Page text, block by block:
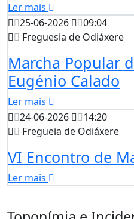
Ler mais
25-06-2026
09:04
Freguesia de Odiáxere
Marcha Popular
Eugénio Calado
Ler mais
24-06-2026
14:20
Fregueia de Odiáxere
VI Encontro de
Ler mais